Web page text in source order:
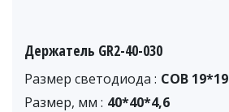
Держатель GR2-40-030
Размер светодиода : COB 19*19
Размер, мм : 40*40*4,6